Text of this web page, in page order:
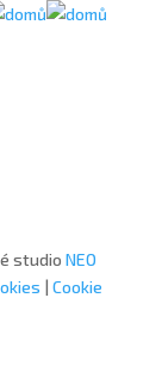
studioNEO
|Cookie